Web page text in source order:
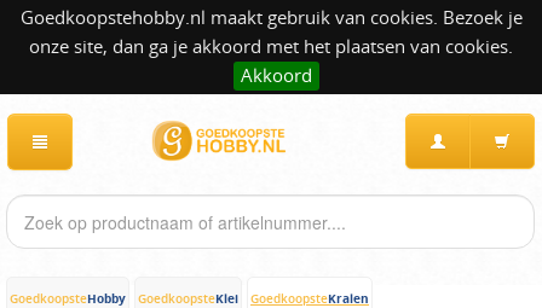
Goedkoopstehobby.nl maakt gebruik van cookies. Bezoek je
onze site, dan ga je akkoord met het plaatsen van cookies.
Akkoord
GoedkoopsteHobby GoedkoopsteKlei GoedkoopsteKralen